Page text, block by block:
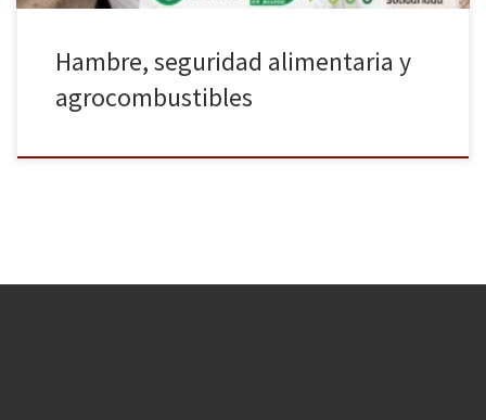
Hambre, seguridad alimentaria y
agrocombustibles